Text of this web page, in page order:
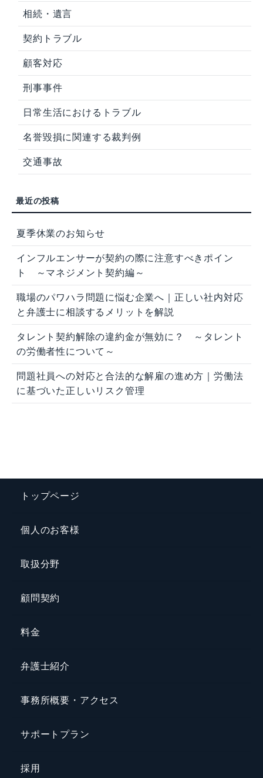
相続・遺言
契約トラブル
顧客対応
刑事事件
日常生活におけるトラブル
名誉毀損に関連する裁判例
交通事故
夏季休業のお知らせ
インフルエンサーが契約の際に注意すべきポイン
ト ～マネジメント契約編～
職場のパワハラ問題に悩む企業へ｜正しい社内対応
と弁護士に相談するメリットを解説
タレント契約解除の違約金が無効に？ ～タレント
の労働者性について～
問題社員への対応と合法的な解雇の進め方｜労働法
に基づいた正しいリスク管理
トップページ
個人のお客様
取扱分野
顧問契約
料金
弁護士紹介
事務所概要・アクセス
サポートプラン
採用